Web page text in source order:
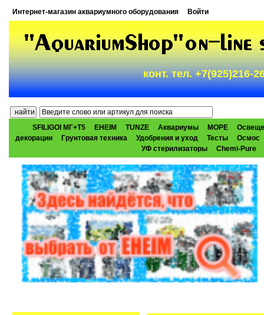
Интернет-магазин аквариумного оборудования Войти
конт. тел. +7(925)216-
SFILIGOI МГ+Т5 EHEIM TUNZE Аквариумы МОРЕ
декорации
Грунтовая техника Удобрения и уход Тесты
Осмос
УФ стерилизаторы
Chemi-Pure